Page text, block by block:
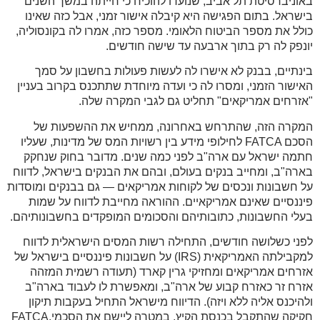
בישראל. בתום הפגישה היא קיבלה אישור זמני, אבל כזה שאינו
כולל את מספר הביטוח הלאומי. מספר כזה, אמרו לה בקונסוליה,
יונפק לה רק בתוך ארבעה עד שישה חודשים.
בינתיים, בבנק לא אישרו לה לעשות פעולות בחשבון על סמך
האישור הזמני, ומסרו לה כי ועדה מיוחדת שתתכנס בקרוב בעניין
"אזרחים אמריקאים" תחליט גם לגבי המקרה שלה.
המקרה הזה, שהתרחש באחרונה, ממחיש את ההשפעות של
הסכם FATCA לחילופי מידע בין רשויות המס של מדינות, שעליו
חתמה ישראל עם ארה"ב לפני כמה שנים. מדובר בחוק שנחקק
בארה"ב, ומחייב בנקים בעולם, ובהם את הבנקים בישראל, לדווח
על חשבונות ונכסים של לקוחות אמריקאים — גם בבנקים ומוסדות
פיננסיים שאינם אמריקאיים. ההוראה מחייבת לדווח על שמות
בעלי החשבונות, כתובותיהם והסכומים המופקדים בחשבונותיהם.
לפני כשלושה חודשים, התחילה רשות המסים הישראלית לדווח
למקבילתה האמריקאית (IRS) על חשבונות פיננסיים בישראל של
אזרחים אמריקאים ומחזיקי גרין קארד (תעודה רשמית המזהה
אזרח זר כאזרח קבוע של ארה"ב, ומאפשרת לו לעבוד בארה"ב
ולהיכנס אליה ללא ויזה). הדיווח מישראל התחיל בעקבות תיקון
חקיקה שהתקבל בכנסת הקיץ, במטרה ליישם את הסכמיFATCA.